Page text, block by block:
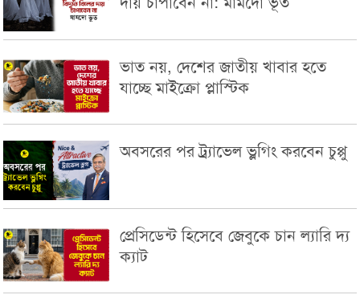
ভাত নয়, দেশের জাতীয় খাবার হতে
যাচ্ছে মাইক্রো প্লাস্টিক
অবসরের পর ট্র্যাভেল ভ্লগিং করবেন চুপ্পু
প্রেসিডেন্ট হিসেবে জেবুকে চান ল্যারি দ্য
ক্যাট